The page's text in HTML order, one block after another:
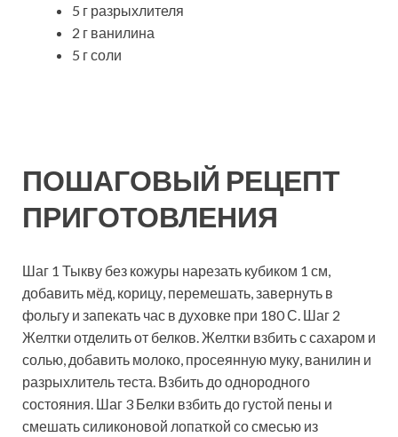
5 г разрыхлителя
2 г ванилина
5 г соли
ПОШАГОВЫЙ РЕЦЕПТ
ПРИГОТОВЛЕНИЯ
Шаг 1 Тыкву без кожуры нарезать кубиком 1 см,
добавить мёд, корицу, перемешать, завернуть в
фольгу и запекать час в духовке при 180 С. Шаг 2
Желтки отделить от белков. Желтки взбить с сахаром и
солью, добавить молоко, просеянную муку, ванилин и
разрыхлитель теста. Взбить до однородного
состояния. Шаг 3 Белки взбить до густой пены и
смешать силиконовой лопаткой со смесью из